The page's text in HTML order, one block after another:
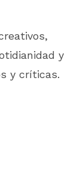
y
y críticas.